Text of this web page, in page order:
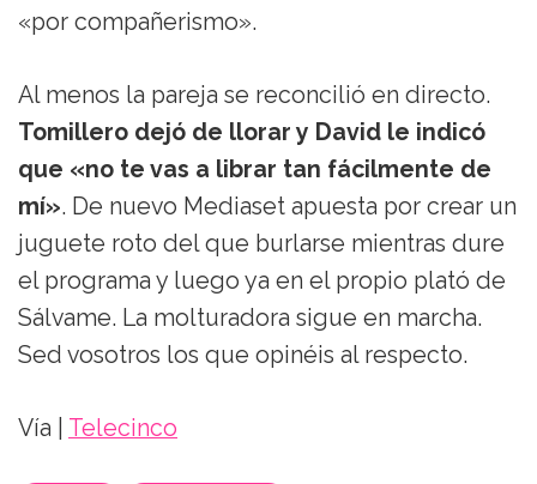
«por compañerismo».
Al menos la pareja se reconcilió en directo.
Tomillero dejó de llorar y David le indicó
que «no te vas a librar tan fácilmente de
mí». De nuevo Mediaset apuesta por crear un
juguete roto del que burlarse mientras dure
el programa y luego ya en el propio plató de
Sálvame. La molturadora sigue en marcha.
Sed vosotros los que opinéis al respecto.
Vía | Telecinco